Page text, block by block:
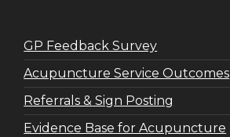
GP Feedback Survey
Acupuncture Service Outcomes
Referrals & Sign Posting
Evidence Base for Acupuncture